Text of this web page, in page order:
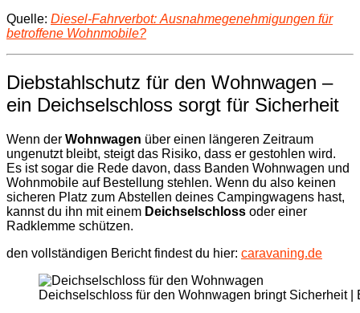
Quelle: Diesel-Fahrverbot: Ausnahmegenehmigungen für
betroffene Wohnmobile?
Diebstahlschutz für den Wohnwagen –
ein Deichselschloss sorgt für Sicherheit
Wenn der Wohnwagen über einen längeren Zeitraum
ungenutzt bleibt, steigt das Risiko, dass er gestohlen wird.
Es ist sogar die Rede davon, dass Banden Wohnwagen und
Wohnmobile auf Bestellung stehlen. Wenn du also keinen
sicheren Platz zum Abstellen deines Campingwagens hast,
kannst du ihn mit einem Deichselschloss oder einer
Radklemme schützen.
den vollständigen Bericht findest du hier: caravaning.de
Deichselschloss für den Wohnwagen bringt Sicherheit